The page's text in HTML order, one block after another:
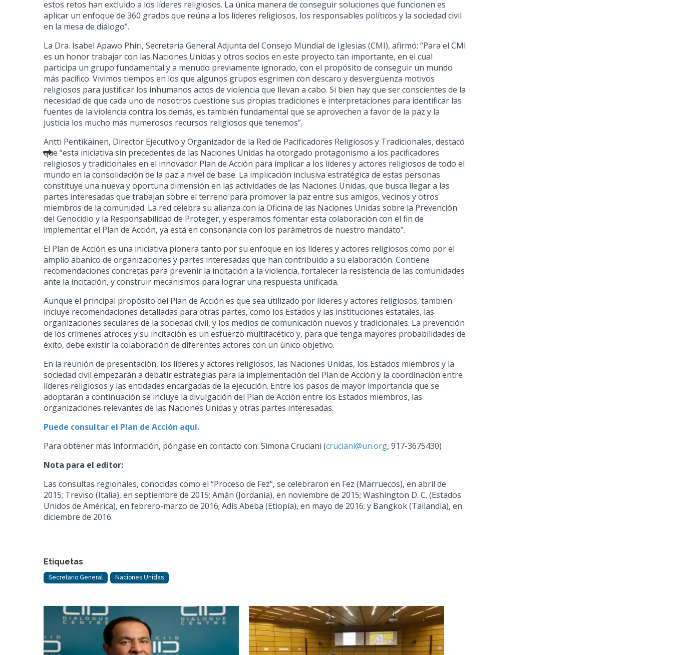
estos retos han excluido a los líderes religiosos. La única manera de conseguir soluciones que funcionen es
aplicar un enfoque de 360 grados que reúna a los líderes religiosos, los responsables políticos y la sociedad civil
en la mesa de diálogo”.
La Dra. Isabel Apawo Phiri, Secretaria General Adjunta del Consejo Mundial de Iglesias (CMI), afirmó: “Para el CMI
es un honor trabajar con las Naciones Unidas y otros socios en este proyecto tan importante, en el cual
participa un grupo fundamental y a menudo previamente ignorado, con el propósito de conseguir un mundo
más pacífico. Vivimos tiempos en los que algunos grupos esgrimen con descaro y desvergüenza motivos
religiosos para justificar los inhumanos actos de violencia que llevan a cabo. Si bien hay que ser conscientes de la
necesidad de que cada uno de nosotros cuestione sus propias tradiciones e interpretaciones para identificar las
fuentes de la violencia contra los demás, es también fundamental que se aprovechen a favor de la paz y la
justicia los mucho más numerosos recursos religiosos que tenemos”.
Antti Pentikäinen, Director Ejecutivo y Organizador de la Red de Pacificadores Religiosos y Tradicionales, destacó
que “esta iniciativa sin precedentes de las Naciones Unidas ha otorgado protagonismo a los pacificadores
religiosos y tradicionales en el innovador Plan de Acción para implicar a los líderes y actores religiosos de todo el
mundo en la consolidación de la paz a nivel de base. La implicación inclusiva estratégica de estas personas
constituye una nueva y oportuna dimensión en las actividades de las Naciones Unidas, que busca llegar a las
partes interesadas que trabajan sobre el terreno para promover la paz entre sus amigos, vecinos y otros
miembros de la comunidad. La red celebra su alianza con la Oficina de las Naciones Unidas sobre la Prevención
del Genocidio y la Responsabilidad de Proteger, y esperamos fomentar esta colaboración con el fin de
implementar el Plan de Acción, ya está en consonancia con los parámetros de nuestro mandato”.
El Plan de Acción es una iniciativa pionera tanto por su enfoque en los líderes y actores religiosos como por el
amplio abanico de organizaciones y partes interesadas que han contribuido a su elaboración. Contiene
recomendaciones concretas para prevenir la incitación a la violencia, fortalecer la resistencia de las comunidades
ante la incitación, y construir mecanismos para lograr una respuesta unificada.
Aunque el principal propósito del Plan de Acción es que sea utilizado por líderes y actores religiosos, también
incluye recomendaciones detalladas para otras partes, como los Estados y las instituciones estatales, las
organizaciones seculares de la sociedad civil, y los medios de comunicación nuevos y tradicionales. La prevención
de los crímenes atroces y su incitación es un esfuerzo multifacético y, para que tenga mayores probabilidades de
éxito, debe existir la colaboración de diferentes actores con un único objetivo.
En la reunión de presentación, los líderes y actores religiosos, las Naciones Unidas, los Estados miembros y la
sociedad civil empezarán a debatir estrategias para la implementación del Plan de Acción y la coordinación entre
líderes religiosos y las entidades encargadas de la ejecución. Entre los pasos de mayor importancia que se
adoptarán a continuación se incluye la divulgación del Plan de Acción entre los Estados miembros, las
organizaciones relevantes de las Naciones Unidas y otras partes interesadas.
Puede consultar el Plan de Acción aquí.
Para obtener más información, póngase en contacto con: Simona Cruciani (cruciani@un.org, 917-3675430)
Nota para el editor:
Las consultas regionales, conocidas como el “Proceso de Fez”, se celebraron en Fez (Marruecos), en abril de
2015; Treviso (Italia), en septiembre de 2015; Amán (Jordania), en noviembre de 2015; Washington D. C. (Estados
Unidos de América), en febrero-marzo de 2016; Adís Abeba (Etiopía), en mayo de 2016; y Bangkok (Tailandia), en
diciembre de 2016.
Etiquetas
Secretario General Naciones Unidas